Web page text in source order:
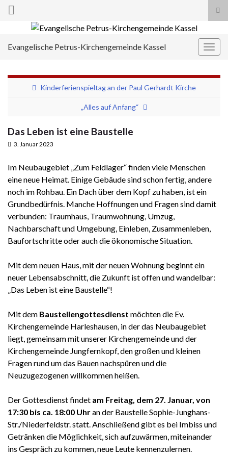
Search for:
Evangelische Petrus-Kirchengemeinde Kassel
Kinderferienspieltag an der Paul Gerhardt Kirche
„Alles auf Anfang“
Das Leben ist eine Baustelle
3. Januar 2023
Im Neubaugebiet „Zum Feldlager“ finden viele Menschen
eine neue Heimat. Einige Gebäude sind schon fertig, andere
noch im Rohbau. Ein Dach über dem Kopf zu haben, ist ein
Grundbedürfnis. Manche Hoffnungen und Fragen sind damit
verbunden: Traumhaus, Traumwohnung, Umzug,
Nachbarschaft und Umgebung, Einleben, Zusammenleben,
Baufortschritte oder auch die ökonomische Situation.
Mit dem neuen Haus, mit der neuen Wohnung beginnt ein
neuer Lebensabschnitt, die Zukunft ist offen und wandelbar:
„Das Leben ist eine Baustelle“!
Mit dem Baustellengottesdienst möchten die Ev.
Kirchengemeinde Harleshausen, in der das Neubaugebiet
liegt, gemeinsam mit unserer Kirchengemeinde und der
Kirchengemeinde Jungfernkopf, den großen und kleinen
Fragen rund um das Bauen nachspüren und die
Neuzugezogenen willkommen heißen.
Der Gottesdienst findet am Freitag, dem 27. Januar, von
17:30 bis ca. 18:00 Uhran der Baustelle Sophie-Junghans-
Str./Niederfeldstr. statt. Anschließend gibt es bei Imbiss und
Getränken die Möglichkeit, sich aufzuwärmen, miteinander
ins Gespräch zu kommen, neue Leute kennenzulernen.